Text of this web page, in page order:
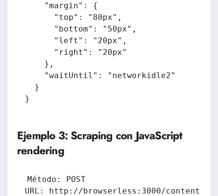
    "margin": {
      "top": "80px",
      "bottom": "50px",
      "left": "20px",
      "right": "20px"
    },
    "waitUntil": "networkidle2"
  }
}
Ejemplo 3: Scraping con JavaScript
rendering
Método: POST
URL: http://browserless:3000/